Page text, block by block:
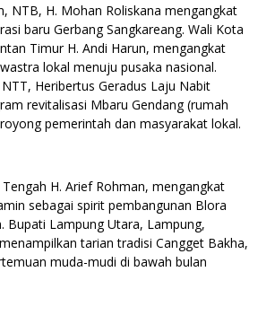
NTB, H. Mohan Roliskana mengangkat
baru Gerbang Sangkareang. Wali Kota
Timur H. Andi Harun, mengangkat
lokal menuju pusaka nasional.
Heribertus Geradus Laju Nabit
revitalisasi Mbaru Gendang (rumah
pemerintah dan masyarakat lokal.
H. Arief Rohman, mengangkat
sebagai spirit pembangunan Blora
Bupati Lampung Utara, Lampung,
tarian tradisi Cangget Bakha,
muda-mudi di bawah bulan